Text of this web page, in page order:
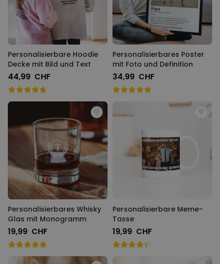
Personalisierbare Hoodie
Decke mit Bild und Text
44,99 CHF
Personalisierbares Poster
mit Foto und Definition
34,99 CHF
Personalisierbares Whisky
Glas mit Monogramm
19,99 CHF
Personalisierbare Meme-
Tasse
19,99 CHF